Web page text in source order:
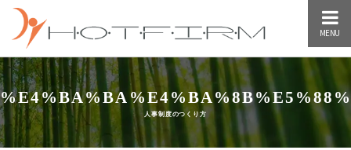
MENU
人事制度のつくり方